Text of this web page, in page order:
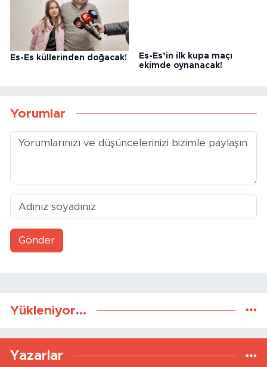
Es-Es küllerinden doğacak!
Es-Es’in ilk kupa maçı
ekimde oynanacak!
Yorumlar
Gönder
Yükleniyor...
Yazarlar